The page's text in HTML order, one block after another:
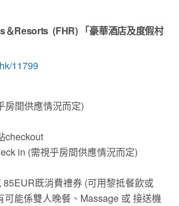
＆Resorts (FHR) 「豪華酒店及度假村
11799
房間供應情況而定)
checkout
in (需視乎房間供應情況而定)
既消費禮券 (可用黎抵餐飲或
可能係雙人晚餐、Massage 或 接送機